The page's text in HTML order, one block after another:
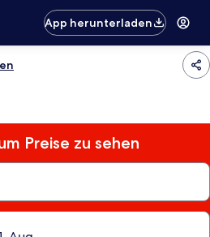
App herunterladen
Preise zu sehen